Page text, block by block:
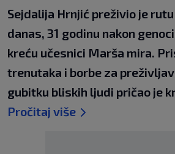
Sejdalija Hrnjić preživio je
danas, 31 godinu nakon
kreću učesnici Marša mira.
trenutaka i borbe za
gubitku bliskih ljudi pričao je
Pročitaj više